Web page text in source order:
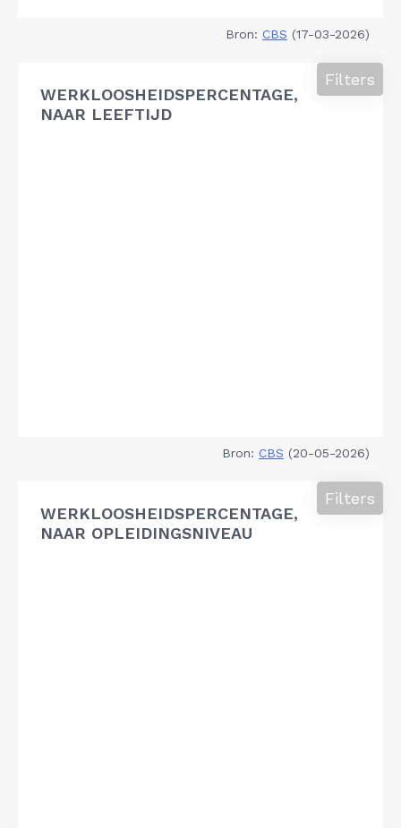
Bron: CBS (17-03-2026)
WERKLOOSHEIDSPERCENTAGE,
NAAR LEEFTIJD
Filters
Bron: CBS (20-05-2026)
WERKLOOSHEIDSPERCENTAGE,
NAAR OPLEIDINGSNIVEAU
Filters